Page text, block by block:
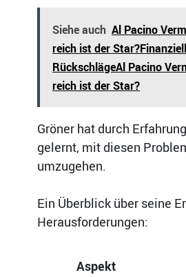
Siehe auch Al Pacino
reich ist der
RückschlägeAl Pacino
reich ist der Star?
Gröner hat durch
gelernt, mit diesen
umzugehen.
Ein Überblick über seine
Herausforderungen:
Aspekt